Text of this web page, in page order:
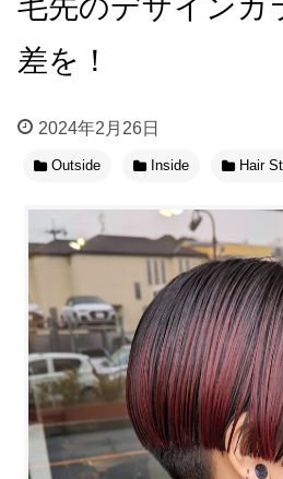
毛先のデザインカ
差を！
2024年2月26日
Outside Inside Hair